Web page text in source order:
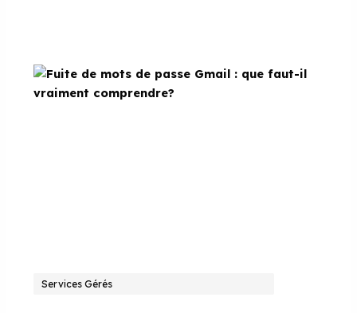
Services Gérés